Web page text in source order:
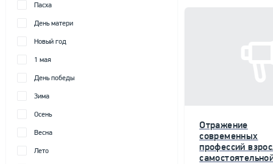
Пасха
День матери
Новый год
1 мая
День победы
Зима
Осень
Весна
Лето
Отражение
современных
профессий